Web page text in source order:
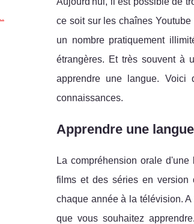
ce soit sur les chaînes
un nombre pratiquement
étrangères. Et très souvent à
apprendre une langue. Voici
connaissances.
Apprendre une
La compréhension orale
films et des séries en version
chaque année à la télévision.
que vous souhaitez